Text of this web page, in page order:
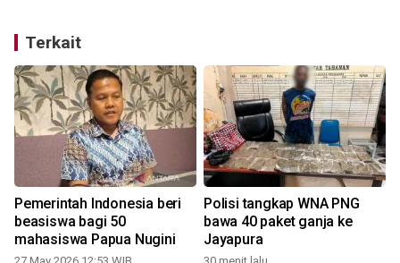
Terkait
Pemerintah Indonesia beri
beasiswa bagi 50
mahasiswa Papua Nugini
Polisi tangkap WNA PNG
bawa 40 paket ganja ke
Jayapura